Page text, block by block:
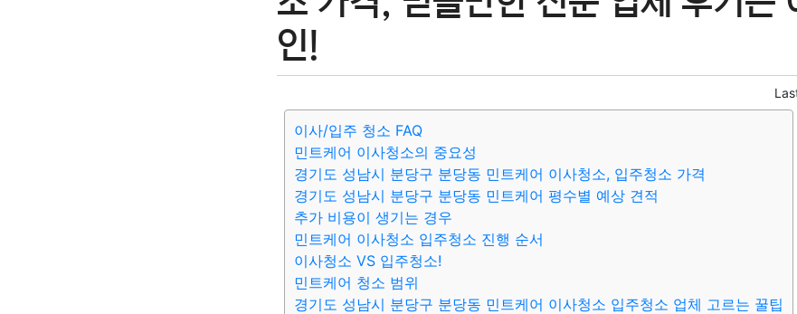
인!
이사/입주 청소 FAQ
민트케어 이사청소의 중요성
경기도 성남시 분당구 분당동 민트케어 이사청소, 입주청소 가격
경기도 성남시 분당구 분당동 민트케어 평수별 예상 견적
추가 비용이 생기는 경우
민트케어 이사청소 입주청소 진행 순서
이사청소 VS 입주청소!
민트케어 청소 범위
경기도 성남시 분당구 분당동 민트케어 이사청소 입주청소 업체 고르는 꿀팁